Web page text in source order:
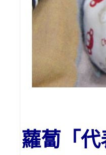
蘿蔔「代